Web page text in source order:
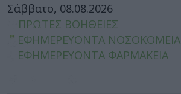
Σάββατο, 08.08.2026
ΠΡΩΤΕΣ ΒΟΗΘΕΙΕΣ
ΕΦΗΜΕΡΕΥΟΝΤΑ ΝΟΣΟΚΟΜΕΙΑ
ΕΦΗΜΕΡΕΥΟΝΤΑ ΦΑΡΜΑΚΕΙΑ